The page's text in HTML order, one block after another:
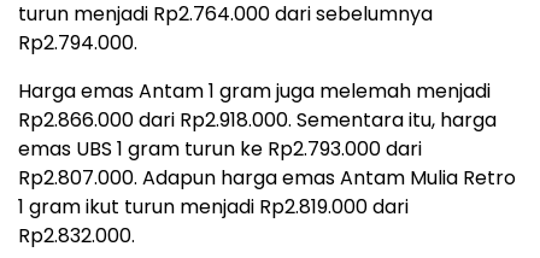
turun menjadi Rp2.764.000 dari sebelumnya
Rp2.794.000.
Harga emas Antam 1 gram juga melemah menjadi
Rp2.866.000 dari Rp2.918.000. Sementara itu, harga
emas UBS 1 gram turun ke Rp2.793.000 dari
Rp2.807.000. Adapun harga emas Antam Mulia Retro
1 gram ikut turun menjadi Rp2.819.000 dari
Rp2.832.000.